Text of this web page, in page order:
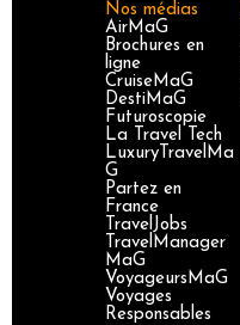
Nos médias
AirMaG
Brochures en
ligne
CruiseMaG
DestiMaG
Futuroscopie
La Travel Tech
LuxuryTravelMa
G
Partez en
France
TravelJobs
TravelManager
MaG
VoyageursMaG
Voyages
Responsables